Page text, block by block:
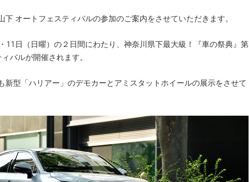
下 オートフェスティバルの参加のご案内をさせていただきます。
11日（日曜）の２日間にわたり、神奈川県下最大級！『車の祭典』第
バルが開催されます。
新型「ハリアー」のデモカーとアミスタットホイールの展示をさせて